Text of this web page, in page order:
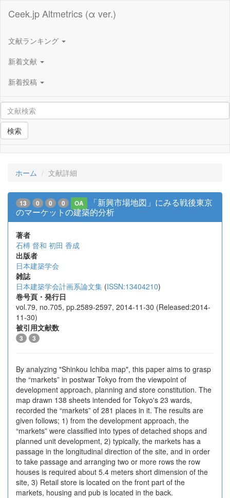
Ceek.jp Altmetrics (α ver.)
文献ランキング
新着文献
新着投稿
検索
ホーム 文献詳細
13 0 0 0 OA
「新興市場地図」にみる戦後東京
のマーケットの建築的分析
著者
石榑 督和 初田 香成
出版者
日本建築学会
雑誌
日本建築学会計画系論文集 (ISSN:13404210)
巻号頁・発行日
vol.79, no.705, pp.2589-2597, 2014-11-30 (Released:2014-
11-30)
被引用文献数
3 3
By analyzing "Shinkou Ichiba map", this paper aims to grasp
the “markets” in postwar Tokyo from the viewpoint of
development approach, planning and store constitution. The
map drawn 138 sheets intended for Tokyo's 23 wards,
recorded the “markets” of 281 places in it. The results are
given follows; 1) from the development approach, the
“markets” were classified into types of detached shops and
planned unit development, 2) typically, the markets has a
passage in the longitudinal direction of the site, and in order
to take passage and arranging two or more rows the row
houses is required about 5.4 meters short dimension of the
site, 3) Retail store is located on the front part of the
markets, housing and pub is located in the back.